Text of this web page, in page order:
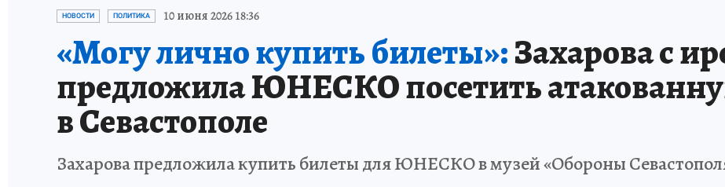
ИСПЫТАНО НА СЕБЕ
НОВОСТИ ПОЛИТИКА 10 июня 2026 18:36
«Могу лично купить билеты»:Захарова с
предложила ЮНЕСКО посетить
в Севастополе
Захарова предложила купить билеты для ЮНЕСКО в музей «Обороны